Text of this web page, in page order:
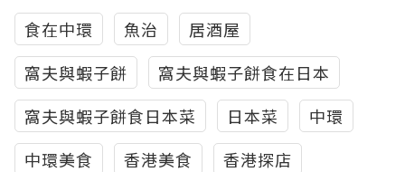
食在中環 魚治
居酒屋
窩夫與蝦子餅
窩夫與蝦子餅食在日本
窩夫與蝦子餅食日本菜
日本菜
中環
中環美食
香港美食 香港探店